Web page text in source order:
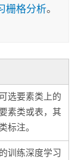
栅格分析。
选要素类上的
素类或表，其
标注。
训练深度学习